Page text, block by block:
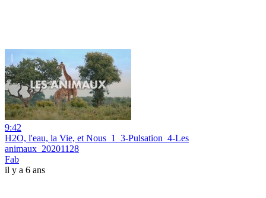
9:42
H2O, l'eau, la Vie, et Nous_1_3-Pulsation_4-Les
animaux_20201128
Fab
il y a 6 ans